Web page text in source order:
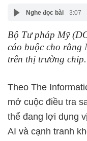
Nghe đọc bài 3:07
Bộ Tư pháp Mỹ
cáo buộc cho rằng
trên thị trường chip.
Theo The
mở cuộc điều tra
thể đang lợi dụng
AI và cạnh tranh